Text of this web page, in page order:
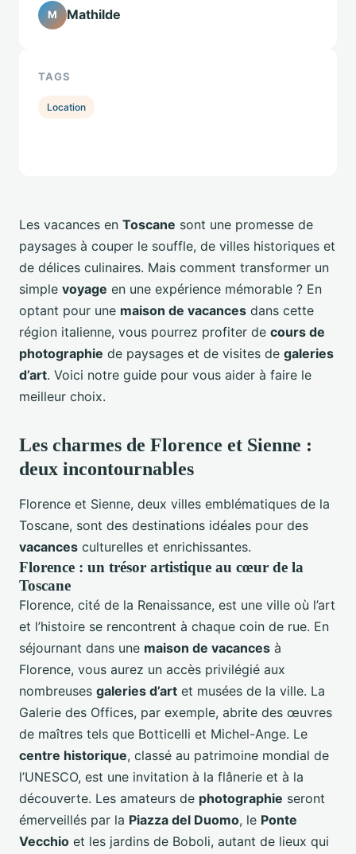
Les vacances en Toscane sont une promesse de
paysages à couper le souffle, de villes historiques et
de délices culinaires. Mais comment transformer un
simple voyage en une expérience mémorable ? En
optant pour une maison de vacances dans cette
région italienne, vous pourrez profiter de cours de
photographie de paysages et de visites de galeries
d’art. Voici notre guide pour vous aider à faire le
meilleur choix.
Les charmes de Florence et Sienne :
deux incontournables
Florence et Sienne, deux villes emblématiques de la
Toscane, sont des destinations idéales pour des
vacances culturelles et enrichissantes.
Florence : un trésor artistique au cœur de la
Toscane
Florence, cité de la Renaissance, est une ville où l’art
et l’histoire se rencontrent à chaque coin de rue. En
séjournant dans une maison de vacances à
Florence, vous aurez un accès privilégié aux
nombreuses galeries d’art et musées de la ville. La
Galerie des Offices, par exemple, abrite des œuvres
de maîtres tels que Botticelli et Michel-Ange. Le
centre historique, classé au patrimoine mondial de
l’UNESCO, est une invitation à la flânerie et à la
découverte. Les amateurs de photographie seront
émerveillés par la Piazza del Duomo, le Ponte
Vecchio et les jardins de Boboli, autant de lieux qui
M Mathilde
TAGS
Location